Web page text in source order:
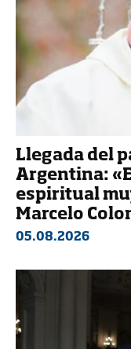
Llegada del
Argentina:
espiritual
Marcelo
05.08.2026